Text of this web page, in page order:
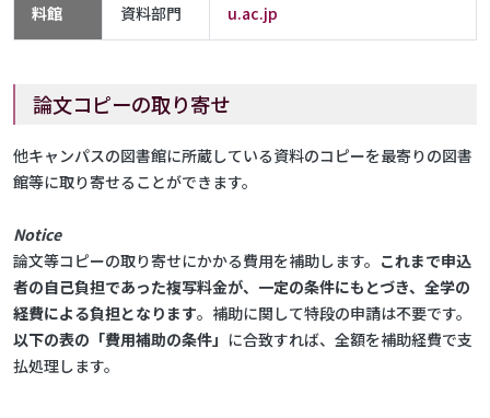
料館
資料部門
u.ac.jp
論文コピーの取り寄せ
他キャンパスの図書館に所蔵している資料のコピーを最寄りの図書
館等に取り寄せることができます。
Notice
論文等コピーの取り寄せにかかる費用を補助します。 これまで申込
者の自己負担であった複写料金が、一定の条件にもとづき、全学の
経費による負担となります。補助に関して特段の申請は不要です。
以下の表の「費用補助の条件」 に合致すれば、全額を補助経費で支
払処理します。